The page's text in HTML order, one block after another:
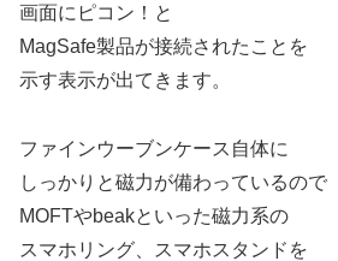
画面にピコン！と
MagSafe製品が接続されたことを
示す表示が出てきます。
ファインウーブンケース自体に
しっかりと磁力が備わっているので
MOFTやbeakといった磁力系の
スマホリング、スマホスタンドを